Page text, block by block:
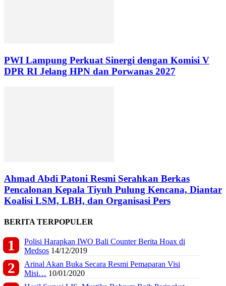
PWI Lampung Perkuat Sinergi dengan Komisi V
DPR RI Jelang HPN dan Porwanas 2027
Ahmad Abdi Patoni Resmi Serahkan Berkas
Pencalonan Kepala Tiyuh Pulung Kencana, Diantar
Koalisi LSM, LBH, dan Organisasi Pers
BERITA TERPOPULER
Polisi Harapkan IWO Bali Counter Berita Hoax di
Medsos 14/12/2019
Arinal Akan Buka Secara Resmi Pemaparan Visi
Misi… 10/01/2020